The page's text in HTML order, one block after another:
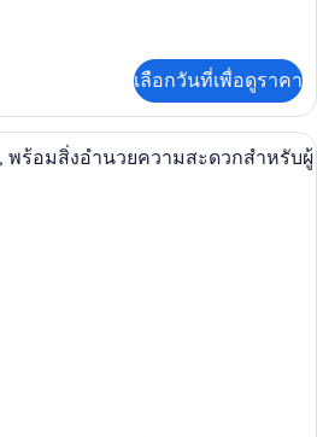
เลือกวันที่เพื่อดูราคา
ห้องพัก, เตียงคิงไซส์ 1 เตียง, พร้อมสิ่
, พร้อมสิ่งอำนวยความสะดวกสำหรับผู้